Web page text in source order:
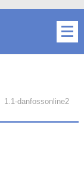
1.1-danfossonline2